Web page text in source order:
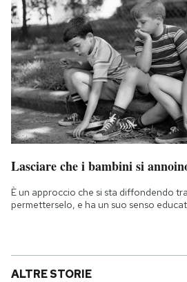
Lasciare che i bambini si
È un approccio che si sta diffondendo
permetterselo, e ha un suo senso
ALTRE STORIE